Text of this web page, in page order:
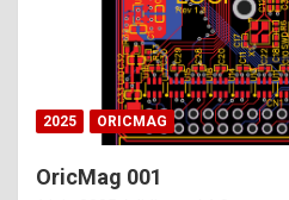
p
h
o
n
y
2025 ORICMAG
OricMag 001